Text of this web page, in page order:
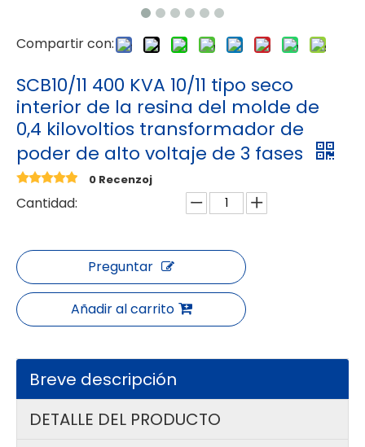
Compartir con:
SCB10/11 400 KVA 10/11 tipo seco
interior de la resina del molde de
0,4 kilovoltios transformador de
poder de alto voltaje de 3 fases
0 Recenzoj
Cantidad:
Preguntar
Añadir al carrito
Breve descripción
DETALLE DEL PRODUCTO